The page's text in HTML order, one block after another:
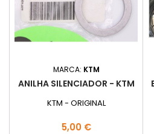
MARCA: KTM
ANILHA SILENCIADOR - KTM
KTM - ORIGINAL
Preço
5,00 €